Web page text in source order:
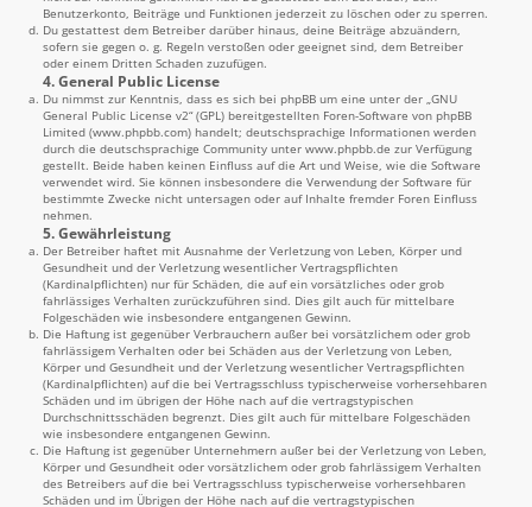
Benutzerkonto, Beiträge und Funktionen jederzeit zu löschen oder zu sperren.
Du gestattest dem Betreiber darüber hinaus, deine Beiträge abzuändern,
sofern sie gegen o. g. Regeln verstoßen oder geeignet sind, dem Betreiber
oder einem Dritten Schaden zuzufügen.
4. General Public License
Du nimmst zur Kenntnis, dass es sich bei phpBB um eine unter der „GNU
General Public License v2“ (GPL) bereitgestellten Foren-Software von phpBB
Limited (www.phpbb.com) handelt; deutschsprachige Informationen werden
durch die deutschsprachige Community unter www.phpbb.de zur Verfügung
gestellt. Beide haben keinen Einfluss auf die Art und Weise, wie die Software
verwendet wird. Sie können insbesondere die Verwendung der Software für
bestimmte Zwecke nicht untersagen oder auf Inhalte fremder Foren Einfluss
nehmen.
5. Gewährleistung
Der Betreiber haftet mit Ausnahme der Verletzung von Leben, Körper und
Gesundheit und der Verletzung wesentlicher Vertragspflichten
(Kardinalpflichten) nur für Schäden, die auf ein vorsätzliches oder grob
fahrlässiges Verhalten zurückzuführen sind. Dies gilt auch für mittelbare
Folgeschäden wie insbesondere entgangenen Gewinn.
Die Haftung ist gegenüber Verbrauchern außer bei vorsätzlichem oder grob
fahrlässigem Verhalten oder bei Schäden aus der Verletzung von Leben,
Körper und Gesundheit und der Verletzung wesentlicher Vertragspflichten
(Kardinalpflichten) auf die bei Vertragsschluss typischerweise vorhersehbaren
Schäden und im übrigen der Höhe nach auf die vertragstypischen
Durchschnittsschäden begrenzt. Dies gilt auch für mittelbare Folgeschäden
wie insbesondere entgangenen Gewinn.
Die Haftung ist gegenüber Unternehmern außer bei der Verletzung von Leben,
Körper und Gesundheit oder vorsätzlichem oder grob fahrlässigem Verhalten
des Betreibers auf die bei Vertragsschluss typischerweise vorhersehbaren
Schäden und im Übrigen der Höhe nach auf die vertragstypischen